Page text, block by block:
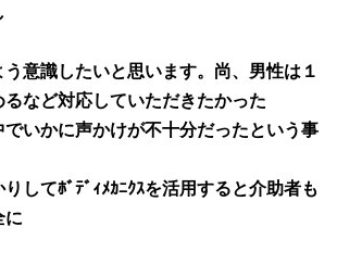
意識したいと思います。尚、男性は１
など対応していただきたかった
でいかに声かけが不十分だったという事
りしてﾎﾞﾃﾞｨﾒｶﾆｸｽを活用すると介助者も
に